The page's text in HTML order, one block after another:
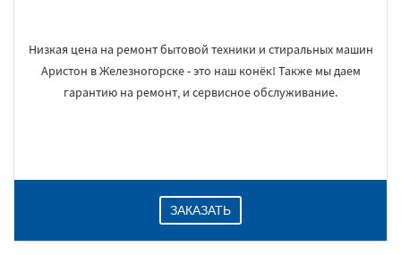
Низкая цена на ремонт бытовой техники и стиральных машин
Аристон в Железногорске - это наш конёк! Также мы даем
гарантию на ремонт, и сервисное обслуживание.
ЗАКАЗАТЬ